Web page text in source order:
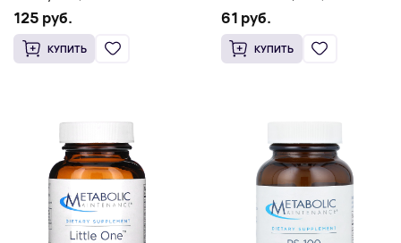
вегетарианскими капсулами,
90 вегетарианских капсул
125 руб.
КУПИТЬ
90 вегетарианских капсул
61 руб.
КУПИТЬ